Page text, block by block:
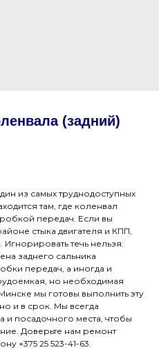
(задний)
из самых труднодоступных
там, где коленвал
передач. Если вы
стыка двигателя и КПП,
течь нельзя:
заднего сальника
передач, а иногда и
но необходимая
мы готовы выполнить эту
и в срок. Мы всегда
и посадочного места, чтобы
Доверьте нам ремонт
+375 25 523-41-63.